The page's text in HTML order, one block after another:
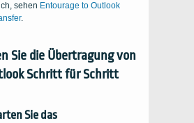
sehen Entourage to Outlook
.
Sie die Übertragung von
Schritt für Schritt
Sie das